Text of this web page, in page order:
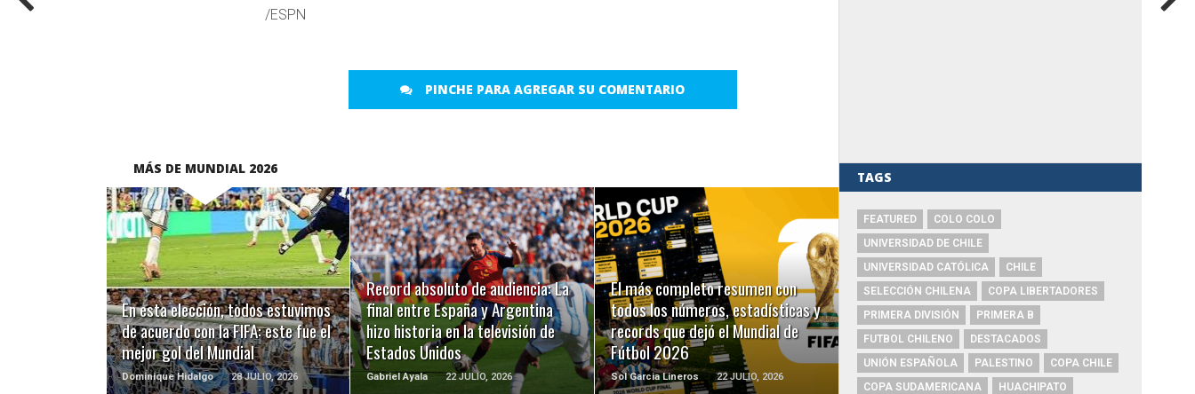
/ESPN
PINCHE PARA AGREGAR SU COMENTARIO
MÁS DE MUNDIAL 2026
En esta elección, todos estuvimos
de acuerdo con la FIFA: este fue el
mejor gol del Mundial
Dominique Hidalgo 28 JULIO, 2026
LEER MÁS
Record absoluto de audiencia: La
final entre España y Argentina
hizo historia en la televisión de
Estados Unidos
Gabriel Ayala 22 JULIO, 2026
LEER MÁS
El más completo resumen con
todos los números, estadísticas y
records que dejó el Mundial de
Fútbol 2026
Sol Garcia Lineros 22 JULIO, 2026
LEER MÁS
TAGS
FEATURED
COLO COLO
UNIVERSIDAD DE CHILE
UNIVERSIDAD CATÓLICA
CHILE
SELECCIÓN CHILENA
COPA LIBERTADORES
PRIMERA DIVISIÓN
PRIMERA B
FUTBOL CHILENO
DESTACADOS
UNIÓN ESPAÑOLA
PALESTINO
COPA CHILE
COPA SUDAMERICANA
HUACHIPATO